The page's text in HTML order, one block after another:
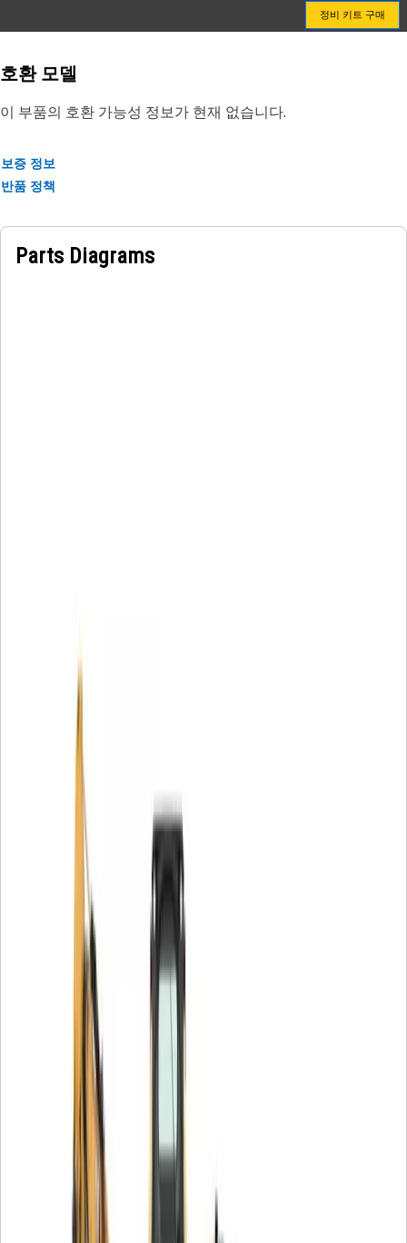
정비 키트 구매
호환 모델
이 부품의 호환 가능성 정보가 현재 없습니다.
보증 정보
반품 정책
Parts Diagrams